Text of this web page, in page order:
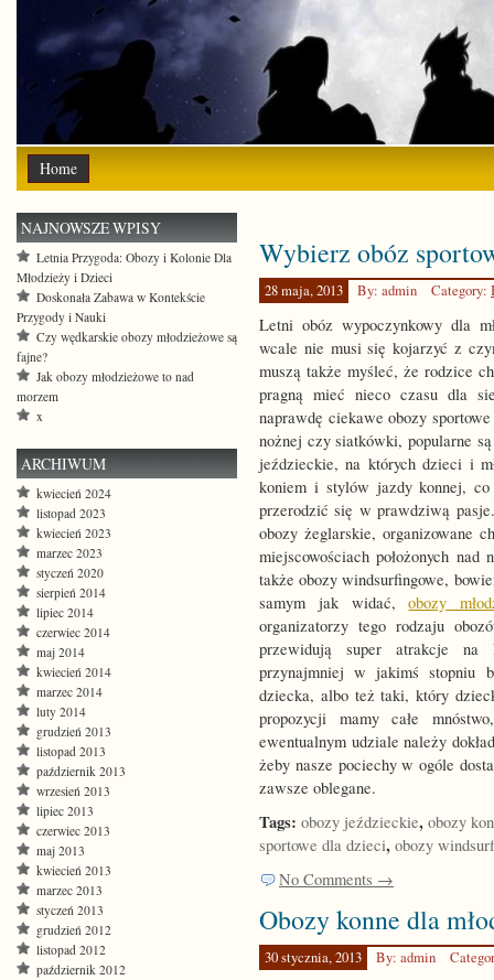
Home
Wybierz obóz
28 maja, 2013 By: admin Category:
Letni obóz wypoczynkowy dla
wcale nie musi się kojarzyć z
muszą także myśleć, że rodzice
pragną mieć nieco czasu dla
naprawdę ciekawe obozy
nożnej czy siatkówki, popularne
jeździeckie, na których dzieci i
koniem i stylów jazdy konnej,
przerodzić się w prawdziwą
obozy żeglarskie, organizowane
miejscowościach położonych
także obozy windsurfingowe,
samym jak widać,obozy
organizatorzy tego rodzaju
przewidują super atrakcje
przynajmniej w jakimś stopniu
dziecka, albo też taki, który
propozycji mamy całe
ewentualnym udziale należy
żeby nasze pociechy w ogóle
zawsze oblegane.
Tags: obozy jeździeckie, obozy
sportowe dla dzieci, obozy
No Comments →
Obozy konne dla
30 stycznia, 2013 By: admin
NAJNOWSZE WPISY
Letnia Przygoda: Obozy i Kolonie Dla
Młodzieży i Dzieci
Doskonała Zabawa w Kontekście
Przygody i Nauki
Czy wędkarskie obozy młodzieżowe są
fajne?
Jak obozy młodzieżowe to nad
morzem
x
ARCHIWUM
kwiecień 2024
listopad 2023
kwiecień 2023
marzec 2023
styczeń 2020
sierpień 2014
lipiec 2014
czerwiec 2014
maj 2014
kwiecień 2014
marzec 2014
luty 2014
grudzień 2013
listopad 2013
październik 2013
wrzesień 2013
lipiec 2013
czerwiec 2013
maj 2013
kwiecień 2013
marzec 2013
styczeń 2013
grudzień 2012
listopad 2012
październik 2012